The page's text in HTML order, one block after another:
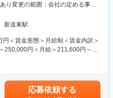
滋賀県の生産工場で社内ルールや
ります。
インに経験を積んでいただきま
社社員の管理監督業務の比率が増え
に応えるべく、
現し、多くの企業で使用されてい
・設備のレンタル・販売を手掛け
ベーターを取り扱う企業は道内で
に、多くのクライアントから厚い
していくため、今回新たに「営
、工事用エレベーターや発電機、
任せします。
り変更の範囲：会社の定める事業
新道東駅
＜賃金形態＞月給制＜賃金内訳＞
250,000円＜月給＞211,600円～
、選考を通じて上下する可能性が
当を含めた表記です。
応募依頼する